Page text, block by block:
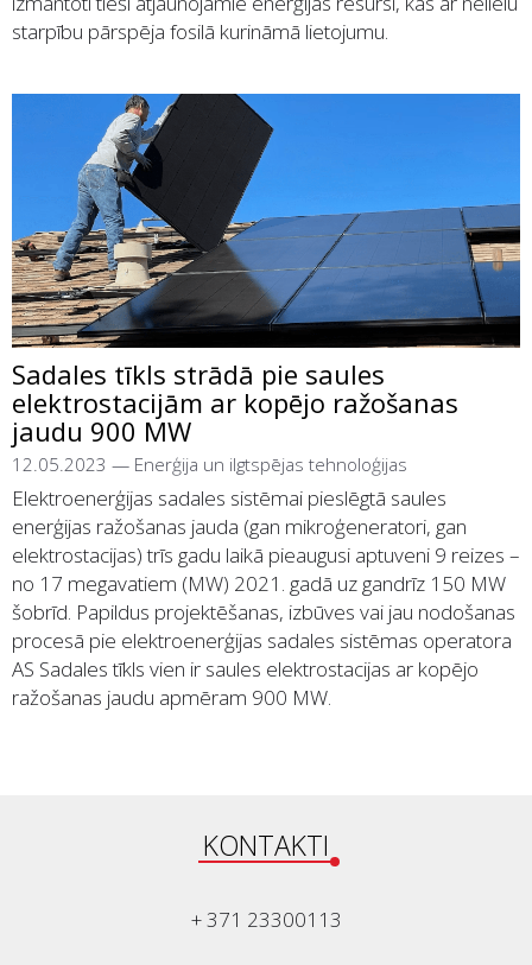
starpību pārspēja fosilā kurināmā lietojumu.
Sadales tīkls strādā pie saules
elektrostacijām ar kopējo ražošanas
jaudu 900 MW
12.05.2023 — Enerģija un ilgtspējas tehnoloģijas
Elektroenerģijas sadales sistēmai pieslēgtā saules
enerģijas ražošanas jauda (gan mikroģeneratori, gan
elektrostacijas) trīs gadu laikā pieaugusi aptuveni 9 reizes –
no 17 megavatiem (MW) 2021. gadā uz gandrīz 150 MW
šobrīd. Papildus projektēšanas, izbūves vai jau nodošanas
procesā pie elektroenerģijas sadales sistēmas operatora
AS Sadales tīkls vien ir saules elektrostacijas ar kopējo
ražošanas jaudu apmēram 900 MW.
KONTAKTI
+ 371 23300113